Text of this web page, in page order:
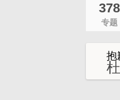
378
专题
抱